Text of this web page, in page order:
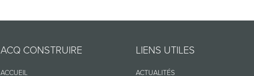
ACQ CONSTRUIRE
ACCUEIL
LIENS UTILES
ACTUALITÉS